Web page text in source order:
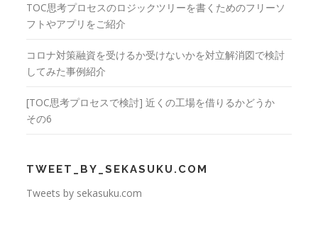
TOC思考プロセスのロジックツリーを書くためのフリーソ
フトやアプリをご紹介
コロナ対策融資を受けるか受けないかを対立解消図で検討
してみた事例紹介
[TOC思考プロセスで検討] 近くの工場を借りるかどうか
その6
TWEET_BY_SEKASUKU.COM
Tweets by sekasuku.com